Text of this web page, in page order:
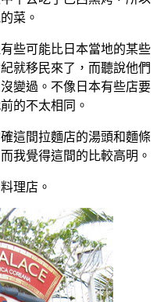
菜。
些可能比日本當地的某些
就移民來了，而聽說他們
變過。不像日本有些店要
的不太相同。
這間拉麵店的湯頭和麵條
我覺得這間的比較高明。
理店。